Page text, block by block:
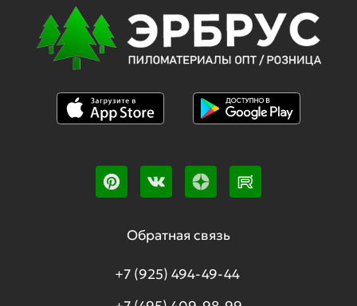
Обратная связь
+7 (925) 494-49-44